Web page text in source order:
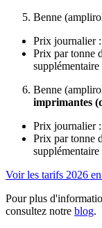
Benne
Prix journalier :
Prix par tonne
Benne
imprimantes
Prix journalier :
Prix par tonne
Voir les tarifs 2026
Pour plus
consultez notre blog.